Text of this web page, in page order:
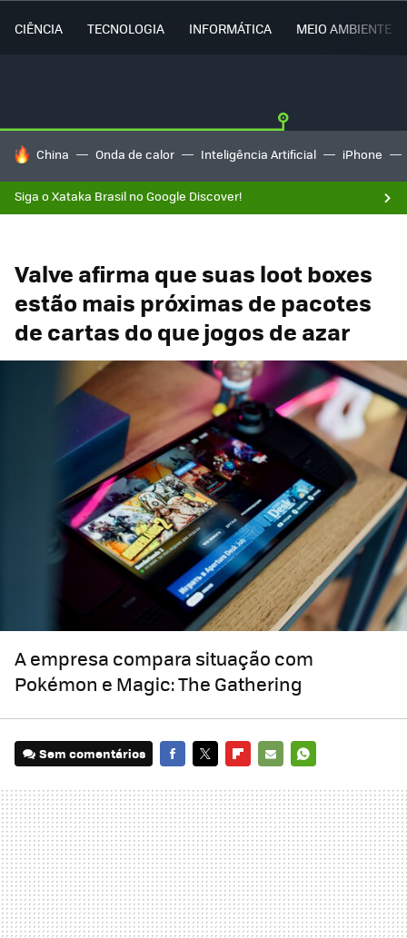
CIÊNCIA TECNOLOGIA INFORMÁTICA MEIO AMBIENTE
TENDÊNCIAS DO DIA
China Onda de calor Inteligência Artificial iPhone
Siga o Xataka Brasil no Google Discover!
Valve afirma que suas loot boxes
estão mais próximas de pacotes
de cartas do que jogos de azar
A empresa compara situação com
Pokémon e Magic: The Gathering
Sem comentários
MAIL